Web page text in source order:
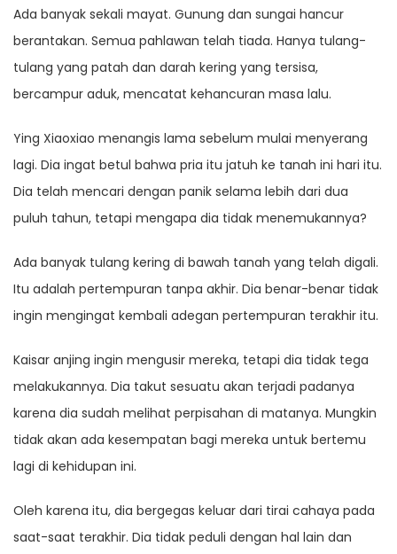
Ada banyak sekali mayat. Gunung dan sungai hancur
berantakan. Semua pahlawan telah tiada. Hanya tulang-
tulang yang patah dan darah kering yang tersisa,
bercampur aduk, mencatat kehancuran masa lalu.
Ying Xiaoxiao menangis lama sebelum mulai menyerang
lagi. Dia ingat betul bahwa pria itu jatuh ke tanah ini hari itu.
Dia telah mencari dengan panik selama lebih dari dua
puluh tahun, tetapi mengapa dia tidak menemukannya?
Ada banyak tulang kering di bawah tanah yang telah digali.
Itu adalah pertempuran tanpa akhir. Dia benar-benar tidak
ingin mengingat kembali adegan pertempuran terakhir itu.
Kaisar anjing ingin mengusir mereka, tetapi dia tidak tega
melakukannya. Dia takut sesuatu akan terjadi padanya
karena dia sudah melihat perpisahan di matanya. Mungkin
tidak akan ada kesempatan bagi mereka untuk bertemu
lagi di kehidupan ini.
Oleh karena itu, dia bergegas keluar dari tirai cahaya pada
saat-saat terakhir. Dia tidak peduli dengan hal lain dan